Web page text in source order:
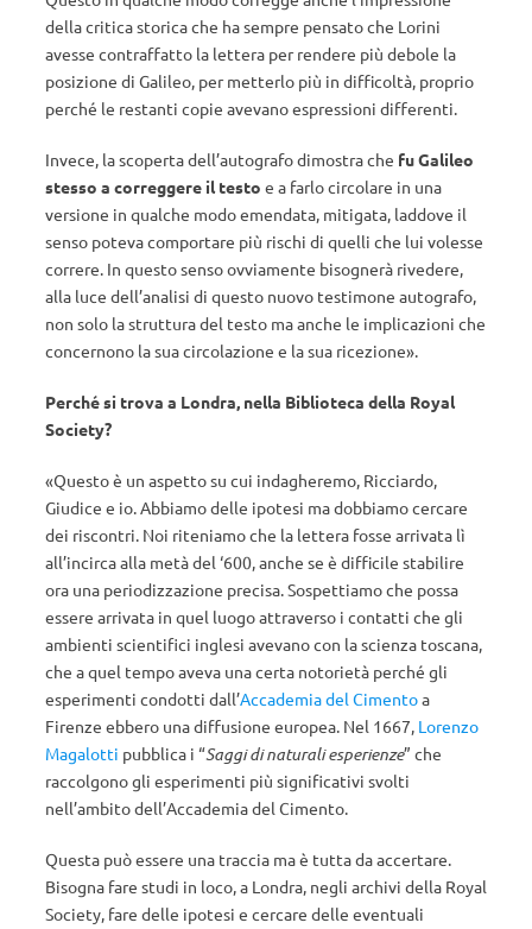
della critica storica che ha sempre pensato che Lorini
avesse contraffatto la lettera per rendere più debole la
posizione di Galileo, per metterlo più in difficoltà, proprio
perché le restanti copie avevano espressioni differenti.
Invece, la scoperta dell’autografo dimostra che fu Galileo
stesso a correggere il testo e a farlo circolare in una
versione in qualche modo emendata, mitigata, laddove il
senso poteva comportare più rischi di quelli che lui volesse
correre. In questo senso ovviamente bisognerà rivedere,
alla luce dell’analisi di questo nuovo testimone autografo,
non solo la struttura del testo ma anche le implicazioni che
concernono la sua circolazione e la sua ricezione».
Perché si trova a Londra, nella Biblioteca della Royal
Society?
«Questo è un aspetto su cui indagheremo, Ricciardo,
Giudice e io. Abbiamo delle ipotesi ma dobbiamo cercare
dei riscontri. Noi riteniamo che la lettera fosse arrivata lì
all’incirca alla metà del ‘600, anche se è difficile stabilire
ora una periodizzazione precisa. Sospettiamo che possa
essere arrivata in quel luogo attraverso i contatti che gli
ambienti scientifici inglesi avevano con la scienza toscana,
che a quel tempo aveva una certa notorietà perché gli
esperimenti condotti dall’Accademia del Cimentoa
Firenze ebbero una diffusione europea. Nel 1667, Lorenzo
Magalotti pubblica i “Saggi di naturali esperienze” che
raccolgono gli esperimenti più significativi svolti
nell’ambito dell’Accademia del Cimento.
Questa può essere una traccia ma è tutta da accertare.
Bisogna fare studi in loco, a Londra, negli archivi della Royal
Society, fare delle ipotesi e cercare delle eventuali